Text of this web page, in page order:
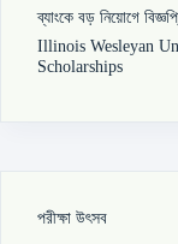
ব্যাংকে বড় নিয়োগে
Illinois Wesleyan
Scholarships
পরীক্ষা উৎসব